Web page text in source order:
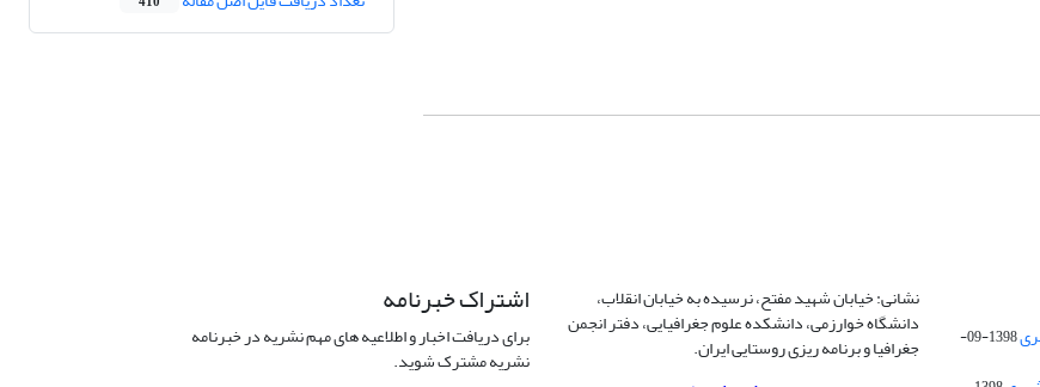
1398-09-
نشانی: خیابان شهید مفتح، نرسیده به خیابان انقلاب،
دانشگاه خوارزمی، دانشکده علوم جغرافیایی، دفتر انجمن
جغرافیا و برنامه ریزی روستایی ایران.
اشتراک خبرنامه
برای دریافت اخبار و اطلاعیه های مهم نشریه در خبرنامه
نشریه مشترک شوید.